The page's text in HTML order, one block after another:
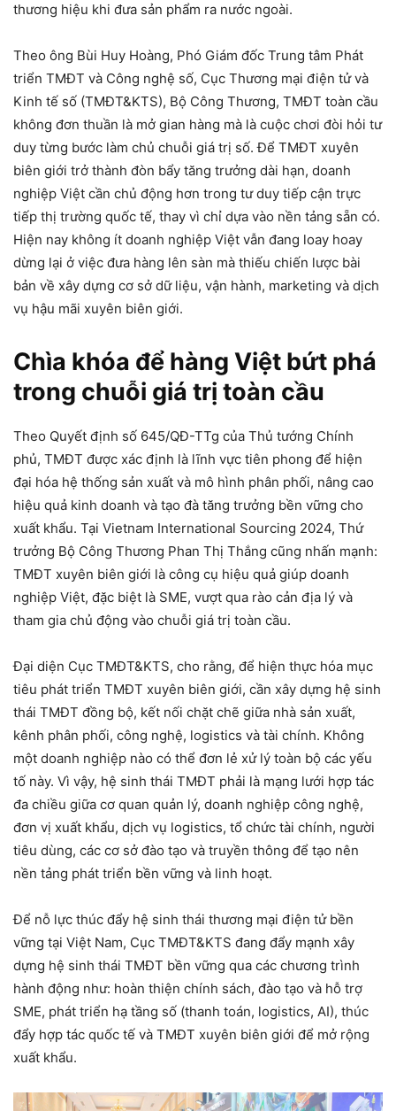
thương hiệu khi đưa sản phẩm ra nước ngoài.
Theo ông Bùi Huy Hoàng, Phó Giám đốc Trung tâm Phát
triển TMĐT và Công nghệ số, Cục Thương mại điện tử và
Kinh tế số (TMĐT&KTS), Bộ Công Thương, TMĐT toàn cầu
không đơn thuần là mở gian hàng mà là cuộc chơi đòi hỏi tư
duy từng bước làm chủ chuỗi giá trị số. Để TMĐT xuyên
biên giới trở thành đòn bẩy tăng trưởng dài hạn, doanh
nghiệp Việt cần chủ động hơn trong tư duy tiếp cận trực
tiếp thị trường quốc tế, thay vì chỉ dựa vào nền tảng sẵn có.
Hiện nay không ít doanh nghiệp Việt vẫn đang loay hoay
dừng lại ở việc đưa hàng lên sàn mà thiếu chiến lược bài
bản về xây dựng cơ sở dữ liệu, vận hành, marketing và dịch
vụ hậu mãi xuyên biên giới.
Chìa khóa để hàng Việt bứt phá
trong chuỗi giá trị toàn cầu
Theo Quyết định số 645/QĐ-TTg của Thủ tướng Chính
phủ, TMĐT được xác định là lĩnh vực tiên phong để hiện
đại hóa hệ thống sản xuất và mô hình phân phối, nâng cao
hiệu quả kinh doanh và tạo đà tăng trưởng bền vững cho
xuất khẩu. Tại Vietnam International Sourcing 2024, Thứ
trưởng Bộ Công Thương Phan Thị Thắng cũng nhấn mạnh:
TMĐT xuyên biên giới là công cụ hiệu quả giúp doanh
nghiệp Việt, đặc biệt là SME, vượt qua rào cản địa lý và
tham gia chủ động vào chuỗi giá trị toàn cầu.
Đại diện Cục TMĐT&KTS, cho rằng, để hiện thực hóa mục
tiêu phát triển TMĐT xuyên biên giới, cần xây dựng hệ sinh
thái TMĐT đồng bộ, kết nối chặt chẽ giữa nhà sản xuất,
kênh phân phối, công nghệ, logistics và tài chính. Không
một doanh nghiệp nào có thể đơn lẻ xử lý toàn bộ các yếu
tố này. Vì vậy, hệ sinh thái TMĐT phải là mạng lưới hợp tác
đa chiều giữa cơ quan quản lý, doanh nghiệp công nghệ,
đơn vị xuất khẩu, dịch vụ logistics, tổ chức tài chính, người
tiêu dùng, các cơ sở đào tạo và truyền thông để tạo nên
nền tảng phát triển bền vững và linh hoạt.
Để nỗ lực thúc đẩy hệ sinh thái thương mại điện tử bền
vững tại Việt Nam, Cục TMĐT&KTS đang đẩy mạnh xây
dựng hệ sinh thái TMĐT bền vững qua các chương trình
hành động như: hoàn thiện chính sách, đào tạo và hỗ trợ
SME, phát triển hạ tầng số (thanh toán, logistics, AI), thúc
đẩy hợp tác quốc tế và TMĐT xuyên biên giới để mở rộng
xuất khẩu.